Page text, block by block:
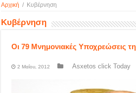
Αρχική / Κυβέρνηση
Κυβέρνηση
Οι 79 Μνημονιακές Υποχρεώσεις
2 Μαΐου, 2012 Asxetos click Today